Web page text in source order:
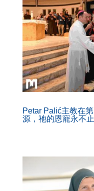
Petar Palić主教在
源，祂的恩寵永不